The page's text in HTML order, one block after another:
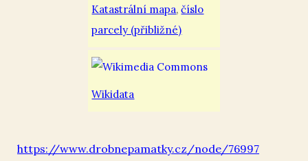
Katastrální mapa,číslo
parcely (přibližné)
Wikidata
https://www.drobnepamatky.cz/node/76997